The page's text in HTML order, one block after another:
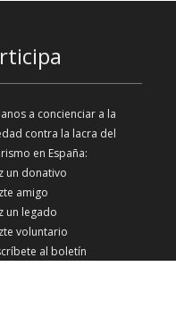
a concienciar a la
contra la lacra del
en España:
un donativo
amigo
un legado
voluntario
al boletín